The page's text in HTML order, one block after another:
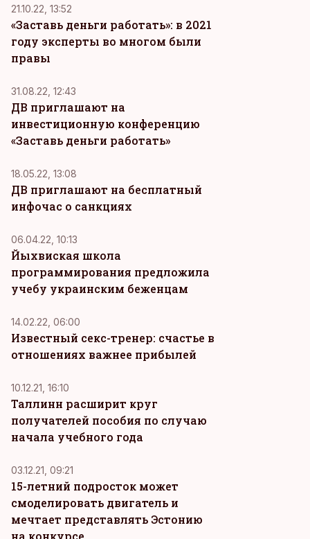
21.10.22, 13:52
«Заставь деньги работать»: в 2021
году эксперты во многом были
правы
31.08.22, 12:43
ДВ приглашают на
инвестиционную конференцию
«Заставь деньги работать»
18.05.22, 13:08
ДВ приглашают на бесплатный
инфочас о санкциях
06.04.22, 10:13
Йыхвиская школа
программирования предложила
учебу украинским беженцам
14.02.22, 06:00
Известный секс-тренер: счастье в
отношениях важнее прибылей
10.12.21, 16:10
Таллинн расширит круг
получателей пособия по случаю
начала учебного года
03.12.21, 09:21
15-летний подросток может
смоделировать двигатель и
мечтает представлять Эстонию
на конкурсе